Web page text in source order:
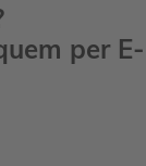
per